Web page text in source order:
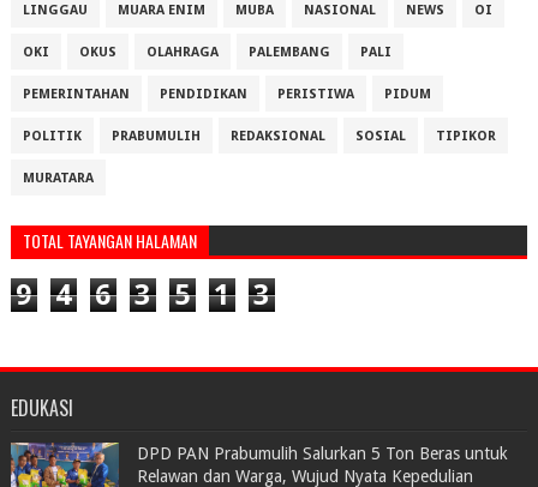
LINGGAU MUARA ENIM MUBA NASIONAL NEWS OI
OKI OKUS OLAHRAGA PALEMBANG PALI
PEMERINTAHAN PENDIDIKAN PERISTIWA PIDUM
POLITIK PRABUMULIH REDAKSIONAL SOSIAL TIPIKOR
MURATARA
TOTAL TAYANGAN HALAMAN
9 4 6 3 5 1 3
EDUKASI
DPD PAN Prabumulih Salurkan 5 Ton Beras untuk
Relawan dan Warga, Wujud Nyata Kepedulian